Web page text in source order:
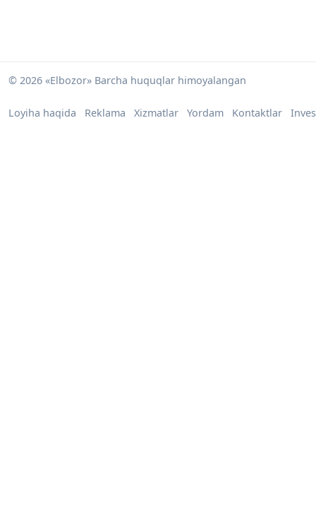
© 2026 «Elbozor» Barcha huquqlar himoyalangan
Loyiha haqida Reklama Xizmatlar Yordam Kontaktlar